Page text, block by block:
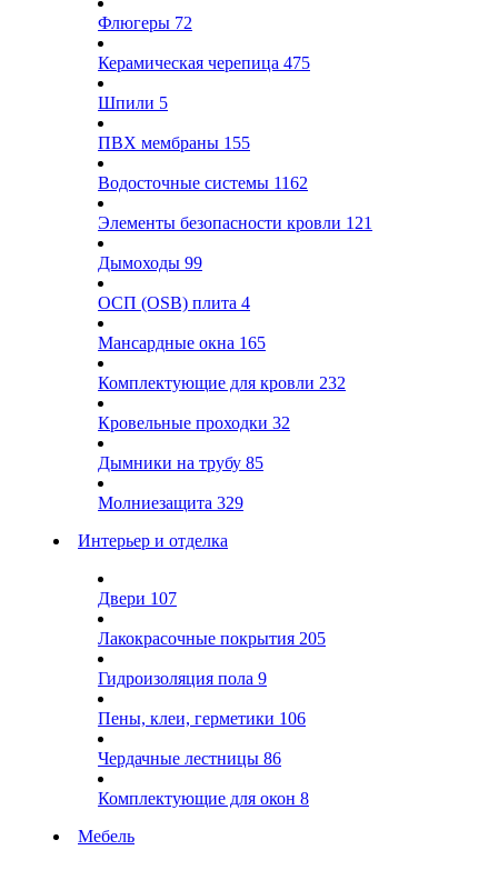
Флюгеры 72
Керамическая черепица 475
Шпили 5
ПВХ мембраны 155
Водосточные системы 1162
Элементы безопасности кровли 121
Дымоходы 99
ОСП (OSB) плита 4
Мансардные окна 165
Комплектующие для кровли 232
Кровельные проходки 32
Дымники на трубу 85
Молниезащита 329
Интерьер и отделка
Двери 107
Лакокрасочные покрытия 205
Гидроизоляция пола 9
Пены, клеи, герметики 106
Чердачные лестницы 86
Комплектующие для окон 8
Мебель